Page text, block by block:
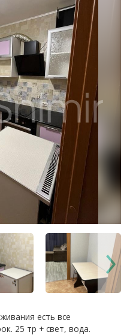
есть все
25 тр + свет, вода.